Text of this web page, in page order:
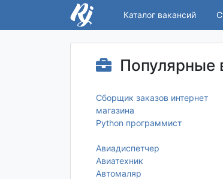
Каталог вакансий
Популярные
Сборщик заказов интернет
магазина
Python программист
Авиадиспетчер
Авиатехник
Автомаляр